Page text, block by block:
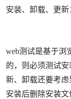
安装、卸载、更新
web测试是基于浏
的，则必须测试
新、卸载还要考虑
安装后删除安装